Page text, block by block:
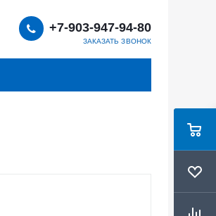
+7-903-947-94-80
ЗАКАЗАТЬ ЗВОНОК